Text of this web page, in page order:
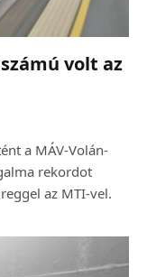
volt az
a MÁV-Volán-
rekordot
az MTI-vel.